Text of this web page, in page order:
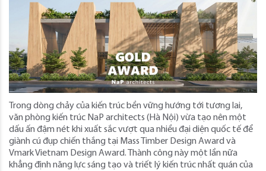
Trong dòng chảy của kiến trúc bền vững hướng tới tương lai,
văn phòng kiến trúc NaP architects (Hà Nội) vừa tạo nên một
dấu ấn đậm nét khi xuất sắc vượt qua nhiều đại diện quốc tế để
giành cú đụp chiến thắng tại Mass Timber Design Award và
Vmark Vietnam Design Award. Thành công này một lần nữa
khẳng định năng lực sáng tạo và triết lý kiến trúc nhất quán của